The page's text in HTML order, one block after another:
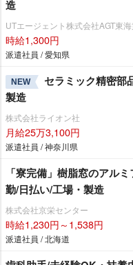
造
UTエージェント株式会社AGT東
時給1,300円
派遣社員 / 愛知県
NEW
セラミック精密部
製造
株式会社ライオン社
月給25万3,100円
派遣社員 / 神奈川県
「寮完備」樹脂窓のアル
勤/日払い/工場・製造
株式会社京栄センター
時給1,230円～1,538円
派遣社員 / 北海道